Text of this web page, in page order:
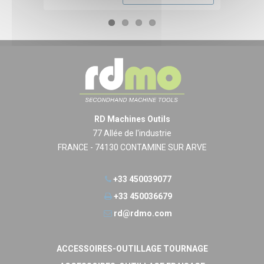
RD Machines Outils
77 Allée de l'industrie
FRANCE - 74130 CONTAMINE SUR ARVE
+33 450039077
+33 450036679
rd@rdmo.com
ACCESSOIRES-OUTILLAGE TOURNAGE